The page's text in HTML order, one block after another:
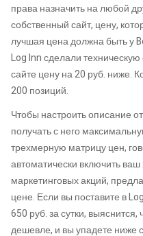
права назначить на любой
собственный сайт, цену,
лучшая цена должна быть у
Log Inn сделали
сайте цену на 20 руб. ниже.
200 позиций.
Чтобы настроить описание
получать с него
трехмерную матрицу цен,
автоматически включить
маркетинговых акций,
цене. Если вы поставите в
650 руб. за сутки, выяснится,
дешевле, и вы упадете ниже